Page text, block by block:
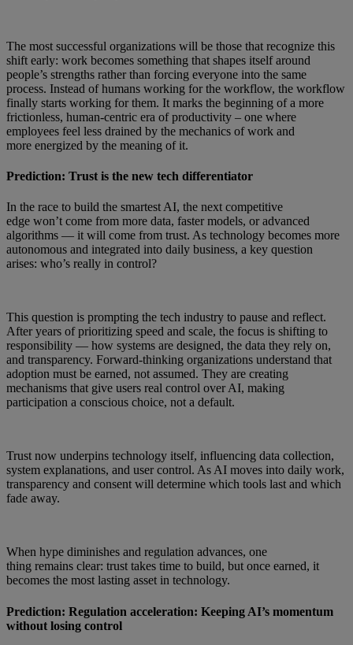
The most successful organizations will be those that recognize this
shift early: work becomes something that shapes itself around
people’s strengths rather than forcing everyone into the same
process. Instead of humans working for the workflow, the workflow
finally starts working for them. It marks the beginning of a more
frictionless, human-centric era of productivity – one where
employees feel less drained by the mechanics of work and
more energized by the meaning of it.
Prediction: Trust is the new tech differentiator
In the race to build the smartest AI, the next competitive
edge won’t come from more data, faster models, or advanced
algorithms — it will come from trust. As technology becomes more
autonomous and integrated into daily business, a key question
arises: who’s really in control?
This question is prompting the tech industry to pause and reflect.
After years of prioritizing speed and scale, the focus is shifting to
responsibility — how systems are designed, the data they rely on,
and transparency. Forward-thinking organizations understand that
adoption must be earned, not assumed. They are creating
mechanisms that give users real control over AI, making
participation a conscious choice, not a default.
Trust now underpins technology itself, influencing data collection,
system explanations, and user control. As AI moves into daily work,
transparency and consent will determine which tools last and which
fade away.
When hype diminishes and regulation advances, one
thing remains clear: trust takes time to build, but once earned, it
becomes the most lasting asset in technology.
Prediction: Regulation acceleration: Keeping AI’s momentum
without losing control